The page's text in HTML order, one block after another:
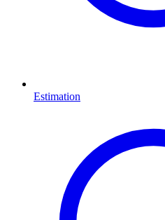
Estimation